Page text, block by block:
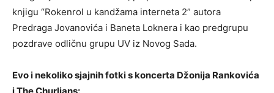
knjigu “Rokenrol u kandžama interneta 2” autora
Predraga Jovanovića i Baneta Loknera i kao predgrupu
pozdrave odličnu grupu UV iz Novog Sada.
Evo i nekoliko sjajnih fotki s koncerta Džonija Rankovića